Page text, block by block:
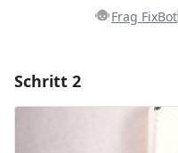
Frag FixBot
Schritt 2